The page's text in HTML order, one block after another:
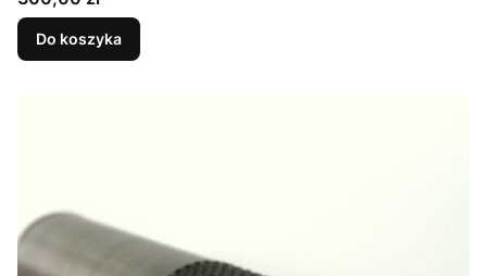
Do koszyka